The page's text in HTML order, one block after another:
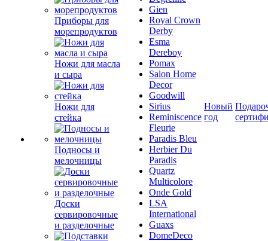
Приборы для
морепродуктов
Ножи для масла
и сыра
Ножи для
стейка
Подносы и
мелочницы
Доски
сервировочные
и разделочные
Gien
Royal Crown
Derby
Esma
Dereboy
Pomax
Salon Home
Decor
Goodwill
Sirius
Reminiscence
Fleurie
Paradis Bleu
Herbier Du
Paradis
Quartz
Multicolore
Onde Gold
LSA
International
Guaxs
DomeDeco
Новый
год